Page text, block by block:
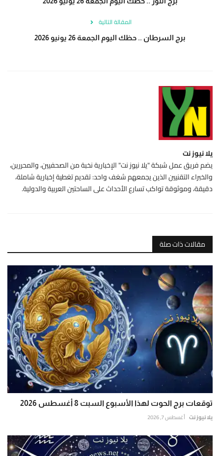
المقالة التالية
برج السرطان .. حظك اليوم الجمعة 26 يونيو 2026
يلا نيوز نت
يضم فريق عمل شبكة "يلا نيوز نت" الإخبارية نخبة من الصحفيين، والمحررين،
والخبراء التقنيين الذين يجمعهم شغف واحد: تقديم تغطية إخبارية شاملة،
دقيقة، وموثوقة تواكب تسارع الأحداث على الساحتين العربية والدولية.
مقالات ذات صلة
توقعات برج الحوت لهذا الأسبوع السبت 8 أغسطس 2026
يلا نيوز نت أغسطس 7, 2026